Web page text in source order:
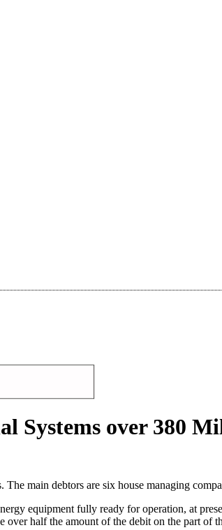
Systems over 380
main debtors are six house managing
equipment fully ready for operation, at
half the amount of the debit on the part of